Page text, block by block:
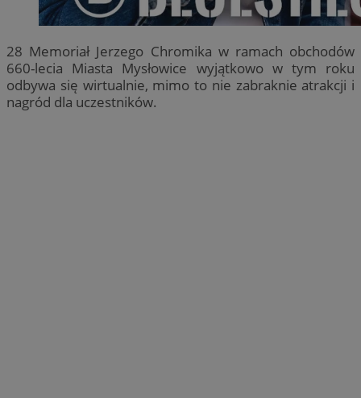
28 Memoriał Jerzego Chromika w ramach obchodów
660-lecia Miasta Mysłowice wyjątkowo w tym roku
odbywa się wirtualnie, mimo to nie zabraknie atrakcji i
nagród dla uczestników.